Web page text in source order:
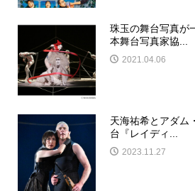
珠玉の舞台写真が
本舞台写真家協...
2021.04.06
天海祐希とアダ
台『レイディ...
2023.11.27